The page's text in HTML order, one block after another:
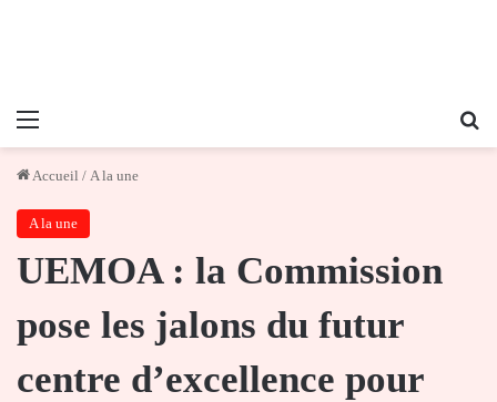
Menu
Accueil / A la une
A la une
UEMOA : la Commission
pose les jalons du futur
centre d’excellence pour